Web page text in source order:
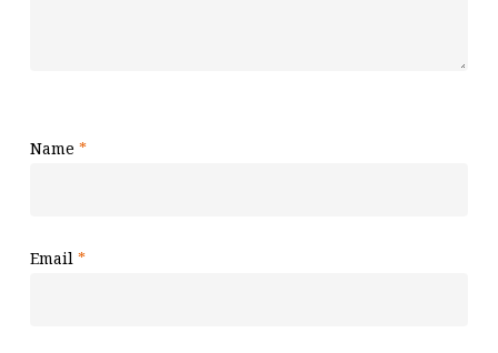
Name *
Email *